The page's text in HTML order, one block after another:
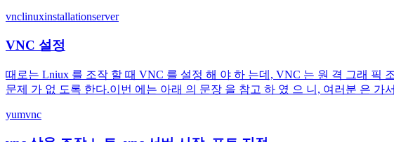
vnclinuxinstallationserver
VNC 설정
때로는 Lniux 를 조작 할 때 VNC 를 설정 해 야 하 는데, VNC 는 원 격 그래 픽
문제 가 없 도록 한다.이번 에는 아래 의 문장 을 참고 하 였 으 니, 여러분 은 가
yumvnc